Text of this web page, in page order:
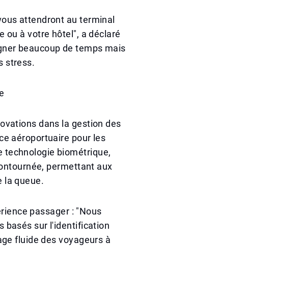
attendront au terminal
ou à votre hôtel", a déclaré
beaucoup de temps mais
stress.
dans la gestion des
aéroportuaire pour les
technologie biométrique,
permettant aux
la queue.
passager : "Nous
basés sur l'identification
fluide des voyageurs à